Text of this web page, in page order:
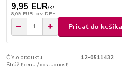
9,95 EUR/ks
8,09 EUR bez DPH
Pridať do košíka
Číslo produktu:
12-0511432
Strážiť cenu / dostupnosť